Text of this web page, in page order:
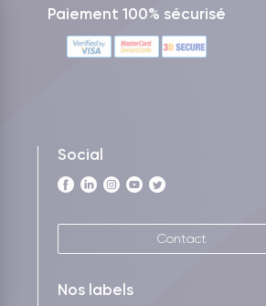
vos Options
Paiement 100% sécurisé
Social
Contact
Nos labels